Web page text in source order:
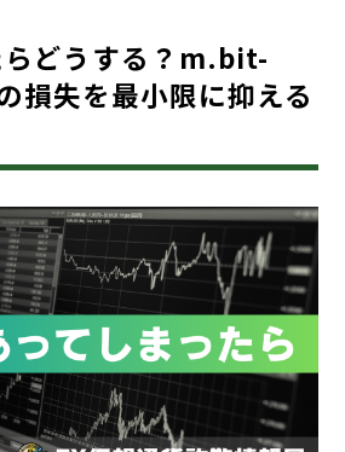
どうする？m.bit-
失を最小限に抑える